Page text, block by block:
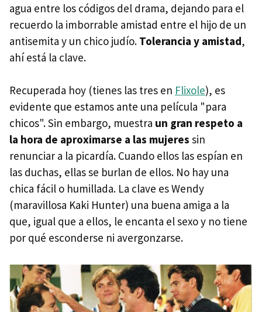
agua entre los códigos del drama, dejando para el
recuerdo la imborrable amistad entre el hijo de un
antisemita y un chico judío. Tolerancia y amistad,
ahí está la clave.
Recuperada hoy (tienes las tres en Flixole), es
evidente que estamos ante una película "para
chicos". Sin embargo, muestra un gran respeto a
la hora de aproximarse a las mujeres sin
renunciar a la picardía. Cuando ellos las espían en
las duchas, ellas se burlan de ellos. No hay una
chica fácil o humillada. La clave es Wendy
(maravillosa Kaki Hunter) una buena amiga a la
que, igual que a ellos, le encanta el sexo y no tiene
por qué esconderse ni avergonzarse.